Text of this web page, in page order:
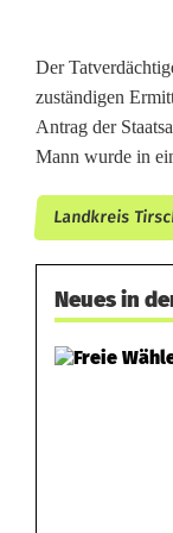
t
Der
zuständigen
Antrag der
Mann wurde in
Landkreis
Neues in